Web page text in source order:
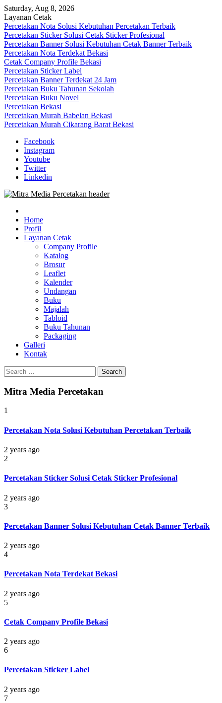
Skip
to
content
Saturday, Aug 8, 2026
Layanan Cetak
Percetakan Nota Solusi Kebutuhan Percetakan Terbaik
Percetakan Sticker Solusi Cetak Sticker Profesional
Percetakan Banner Solusi Kebutuhan Cetak Banner Terbaik
Percetakan Nota Terdekat Bekasi
Cetak Company Profile Bekasi
Percetakan Sticker Label
Percetakan Banner Terdekat 24 Jam
Percetakan Buku Tahunan Sekolah
Percetakan Buku Novel
Percetakan Bekasi
Percetakan Murah Babelan Bekasi
Percetakan Murah Cikarang Barat Bekasi
Facebook
Instagram
Youtube
Twitter
Linkedin
Mitra Media Percetakan Bekasi
0813-1670-6191
0813-1670-6191 (Call/WA) Perusahaan Tempat Alamat Jasa Pusat
Percetakan Bekasi Barat Timur Utara Selatan Murah 24 Jam
Home
Profil
Layanan Cetak
Company Profile
Katalog
Brosur
Leaflet
Kalender
Undangan
Buku
Majalah
Tabloid
Buku Tahunan
Packaging
Galleri
Kontak
Search
for:
Mitra Media Percetakan
1
Percetakan Nota Solusi Kebutuhan Percetakan Terbaik
2 years ago
2
Percetakan Sticker Solusi Cetak Sticker Profesional
2 years ago
3
Percetakan Banner Solusi Kebutuhan Cetak Banner Terbaik
2 years ago
4
Percetakan Nota Terdekat Bekasi
2 years ago
5
Cetak Company Profile Bekasi
2 years ago
6
Percetakan Sticker Label
2 years ago
7